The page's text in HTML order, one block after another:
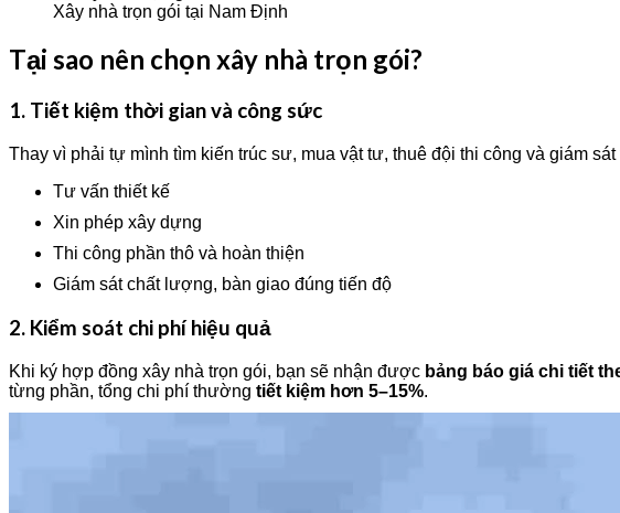
Xây nhà trọn gói tại Nam Định
Tại sao nên chọn xây nhà trọn gói?
1. Tiết kiệm thời gian và công sức
Thay vì phải tự mình tìm kiến trúc sư, mua vật tư, thuê đội thi công và giám
Tư vấn thiết kế
Xin phép xây dựng
Thi công phần thô và hoàn thiện
Giám sát chất lượng, bàn giao đúng tiến độ
2. Kiểm soát chi phí hiệu quả
Khi ký hợp đồng xây nhà trọn gói, bạn sẽ nhận được bảng báo giá chi tiết
từng phần, tổng chi phí thường tiết kiệm hơn 5–15%.